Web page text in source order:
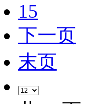
15
下一页
末页